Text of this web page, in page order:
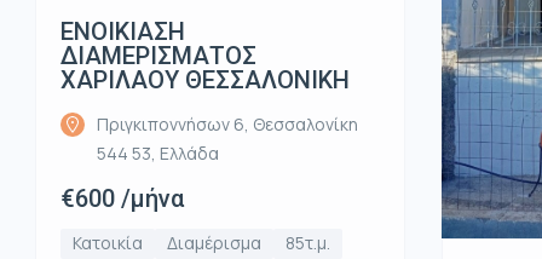
ΕΝΟΙΚΙΑΣΗ
ΔΙΑΜΕΡΙΣΜΑΤΟΣ
ΧΑΡΙΛΑΟΥ ΘΕΣΣΑΛΟΝΙΚΗ
Πριγκιποννήσων 6, Θεσσαλονίκη
544 53, Ελλάδα
€600 /μήνα
Κατοικία Διαμέρισμα
85τ.μ.